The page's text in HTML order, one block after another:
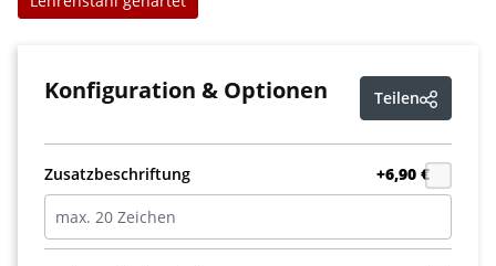
Konfiguration & Optionen Teilen
Zusatzbeschriftung +6,90 €